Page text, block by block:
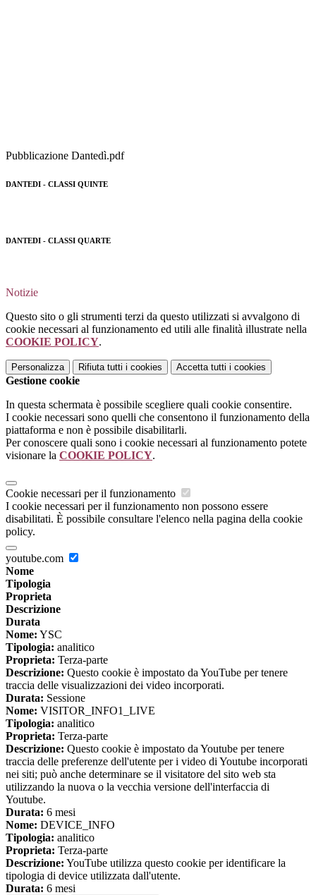
Pubblicazione Dantedì.pdf
DANTEDI - CLASSI QUINTE
DANTEDI - CLASSI QUARTE
Notizie
Questo sito o gli strumenti terzi da questo utilizzati si avvalgono di
cookie necessari al funzionamento ed utili alle finalità illustrate nella
COOKIE POLICY.
Personalizza Rifiuta tutti i cookies Accetta tutti i cookies
Gestione cookie
In questa schermata è possibile scegliere quali cookie consentire.
I cookie necessari sono quelli che consentono il funzionamento della
piattaforma e non è possibile disabilitarli.
Per conoscere quali sono i cookie necessari al funzionamento potete
visionare la COOKIE POLICY.
Cookie necessari per il funzionamento
I cookie necessari per il funzionamento non possono essere
disabilitati. È possibile consultare l'elenco nella pagina della cookie
policy.
youtube.com
Nome
Tipologia
Proprieta
Descrizione
Durata
Nome: YSC
Tipologia: analitico
Proprieta: Terza-parte
Descrizione: Questo cookie è impostato da YouTube per tenere
traccia delle visualizzazioni dei video incorporati.
Durata: Sessione
Nome: VISITOR_INFO1_LIVE
Tipologia: analitico
Proprieta: Terza-parte
Descrizione: Questo cookie è impostato da Youtube per tenere
traccia delle preferenze dell'utente per i video di Youtube incorporati
nei siti; può anche determinare se il visitatore del sito web sta
utilizzando la nuova o la vecchia versione dell'interfaccia di
Youtube.
Durata: 6 mesi
Nome: DEVICE_INFO
Tipologia: analitico
Proprieta: Terza-parte
Descrizione: YouTube utilizza questo cookie per identificare la
tipologia di device utilizzata dall'utente.
Durata: 6 mesi